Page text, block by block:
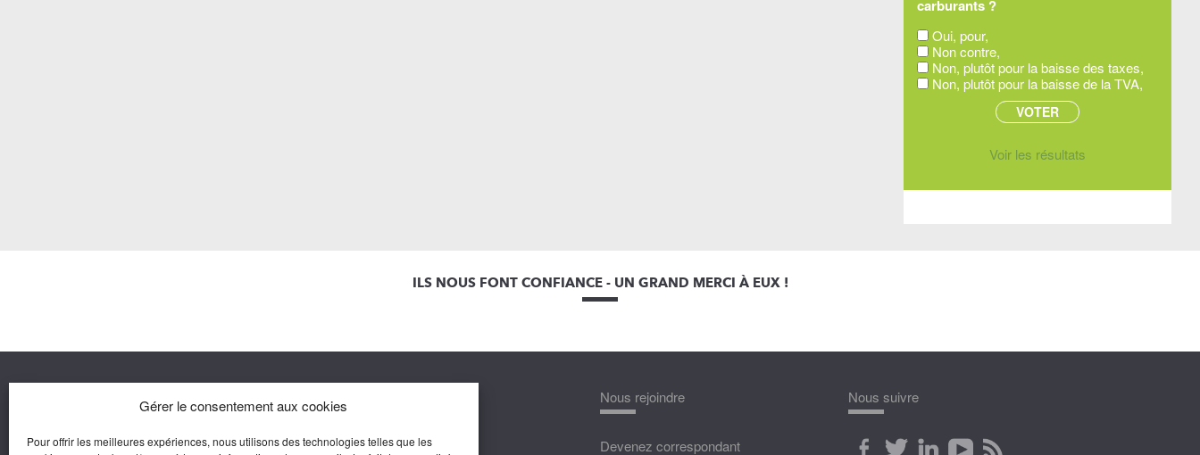
Gérer le consentement aux cookies
Pour offrir les meilleures expériences, nous utilisons des technologies telles que les
carburants ?
Oui, pour,
Non contre,
Non, plutôt pour la baisse des taxes,
Non, plutôt pour la baisse de la TVA,
Voir les résultats
ILS NOUS FONT CONFIANCE - UN GRAND MERCI À EUX !
Agora Médias
Nous rejoindre
Devenez correspondant
Nous suivre